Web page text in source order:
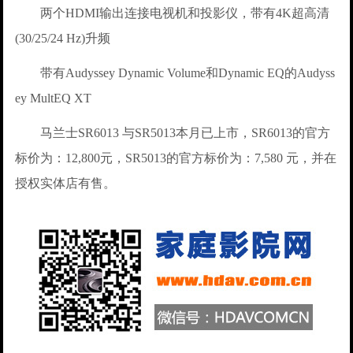
两个HDMI输出连接电视机和投影仪，带有4K超高清
(30/25/24 Hz)升频
带有Audyssey Dynamic Volume和Dynamic EQ的Audyss
ey MultEQ XT
马兰士SR6013 与SR5013本月已上市，SR6013的官方
标价为：12,800元，SR5013的官方标价为：7,580 元，并在
授权实体店有售。